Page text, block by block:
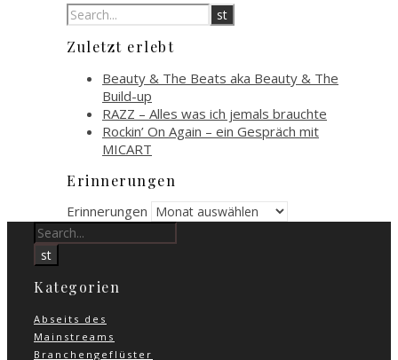
Zuletzt erlebt
Beauty & The Beats aka Beauty & The
Build-up
RAZZ – Alles was ich jemals brauchte
Rockin’ On Again – ein Gespräch mit
MICART
Erinnerungen
Erinnerungen
Kategorien
Abseits des
Mainstreams
Branchengeflüster